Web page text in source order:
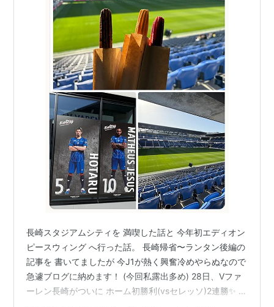
長崎スタジアムシティを 満喫した話と 今年初エディオン
ピースウィング へ行った話。 長崎帰省〜ランタン後編の
記事を 書いてましたが 今J1が熱く興奮冷めやらぬなので
急遽ブログに納めます！ (今回私露出多め) 28日、Vファ
ーレン長崎がついに ホーム初勝利(vsセレッソ)2連勝✨ ウ